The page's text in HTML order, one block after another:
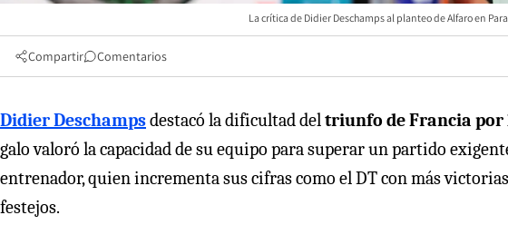
La crítica de Didier Deschamps al planteo de Alfaro en
Compartir Comentarios
Didier Deschampsdestacó la dificultad deltriunfo de Francia por
galo valoró la capacidad de su equipo para superar un partido
entrenador, quien incrementa sus cifras como el DT con más
festejos.